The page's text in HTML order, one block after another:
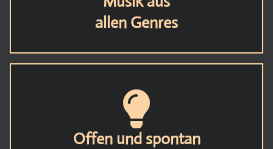
allen Genres
Offen und spontan